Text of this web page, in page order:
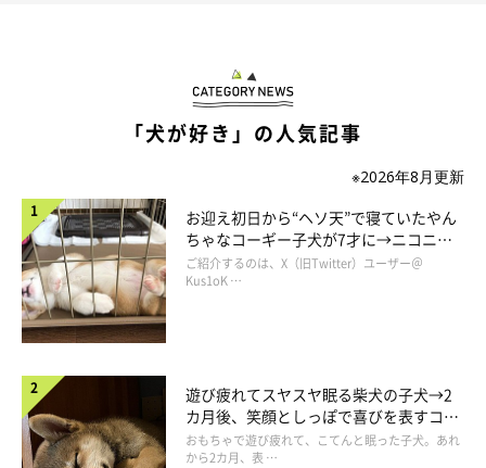
おやつで娘の心をつかんだ！
「犬が好き」の人気記事
※2026年8月更新
お迎え初日から“ヘソ天”で寝ていたやん
ちゃなコーギー子犬が7才に→ニコニ
コ“コーギースマイル”が魅力のコに成
長！
ご紹介するのは、X（旧Twitter）ユーザー＠
Kus1oK …
遊び疲れてスヤスヤ眠る柴犬の子犬→2
カ月後、笑顔としっぽで喜びを表すコに
成長！
おもちゃで遊び疲れて、こてんと眠った子犬。あれ
から2カ月、表 …